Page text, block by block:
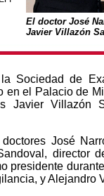
El doctor José
Javier Villazón
Sociedad de
en el Palacio de
Javier Villazón
José
director
presidente
y Alejandro